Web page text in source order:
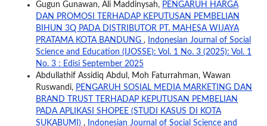
Gugun Gunawan, Ali Maddinysah, PENGARUH HARGA
DAN PROMOSI TERHADAP KEPUTUSAN PEMBELIAN
BIHUN 3Q PADA DISTRIBUTOR PT. MAHESA WIJAYA
PRATAMA KOTA BANDUNG ,
Indonesian Journal of Social
Science and Education (IJOSSE): Vol. 1 No. 3 (2025): Vol. 1
No. 3 : Edisi September 2025
Abdullathif Assidiq Abdul, Moh Faturrahman, Wawan
Ruswandi, PENGARUH SOSIAL MEDIA MARKETING DAN
BRAND TRUST TERHADAP KEPUTUSAN PEMBELIAN
PADA APLIKASI SHOPEE (STUDI KASUS DI KOTA
SUKABUMI) ,
Indonesian Journal of Social Science and